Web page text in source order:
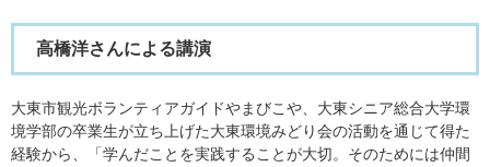
高橋洋さんによる講演
大東市観光ボランティアガイドやまびこや、大東シニア総合大学環
境学部の卒業生が立ち上げた大東環境みどり会の活動を通じて得た
経験から、「学んだことを実践することが大切。そのためには仲間